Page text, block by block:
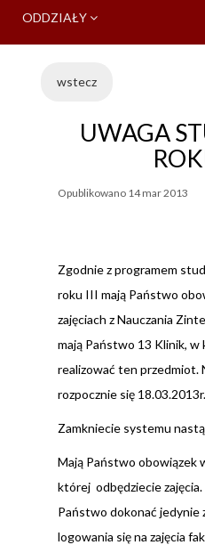
ODDZIAŁY
wstecz
UWAGA
Opublikowano 14 mar 2013
Zgodnie z programem
roku III mają Państwo
zajęciach z Nauczania
mają Państwo 13 Klinik, w
realizować ten przedmiot.
rozpocznie się 18.03.2013r.
Zamkniecie systemu
Mają Państwo obowiązek
której odbędziecie zajęcia.
Państwo dokonać jedynie
logowania się na zajęcia